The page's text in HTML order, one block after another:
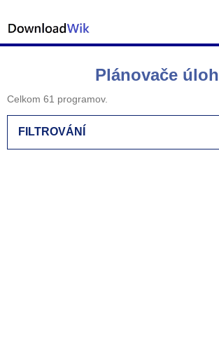
Plánovače úloh
Celkom 61 programov.
FILTROVÁNÍ